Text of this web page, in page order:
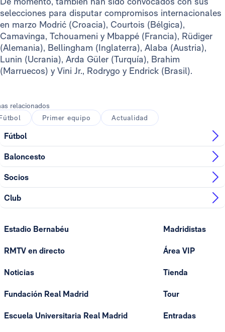
selecciones para disputar compromisos internacionales
en marzo Modrić (Croacia), Courtois (Bélgica),
Camavinga, Tchouameni y Mbappé (Francia), Rüdiger
(Alemania), Bellingham (Inglaterra), Alaba (Austria),
Lunin (Ucrania), Arda Güler (Turquía), Brahim
(Marruecos) y Vini Jr., Rodrygo y Endrick (Brasil).
relacionados
Primer equipo Actualidad
Fútbol
Baloncesto
Socios
Club
Estadio Bernabéu
RMTV en directo
Noticias
Fundación Real Madrid
Escuela Universitaria Real Madrid
Madridistas
Área VIP
Tienda
Tour
Entradas